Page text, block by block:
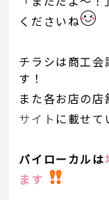
くださいね
チラシは商工会
す！
また各お店の店
サイト に載せて
バイローカルは
ます